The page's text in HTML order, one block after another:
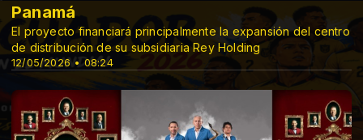
12/05/2026 • 08:24
Panamá
El proyecto financiará principalmente la expansión del centro
de distribución de su subsidiaria Rey Holding